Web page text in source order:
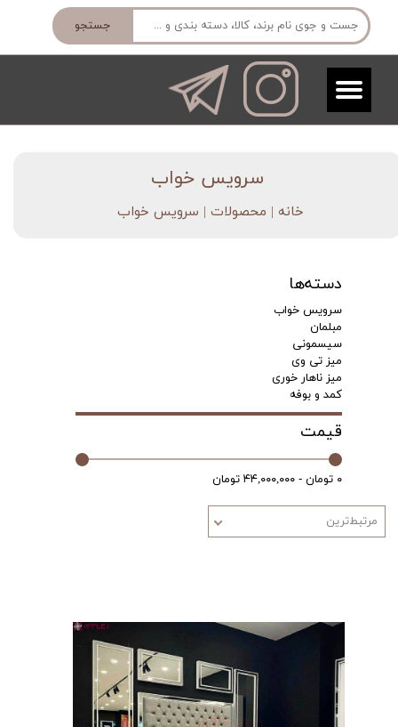
جستجو
خانه | محصولات | سرویس خواب
​سرویس خواب
دسته‌ها
سرویس خواب
مبلمان
سیسمونی
میز تی وی
میز ناهار خوری
کمد و بوفه
قیمت
۰ تومان - ۴۴,۰۰۰,۰۰۰ تومان
مرتبط‌ترین